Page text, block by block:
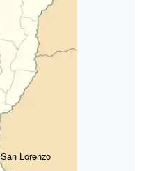
San Lorenzo